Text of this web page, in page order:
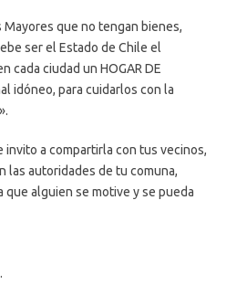
que no tengan bienes,
ser el Estado de Chile el
cada ciudad un HOGAR DE
idóneo, para cuidarlos con la
invito a compartirla con tus vecinos,
las autoridades de tu comuna,
que alguien se motive y se pueda